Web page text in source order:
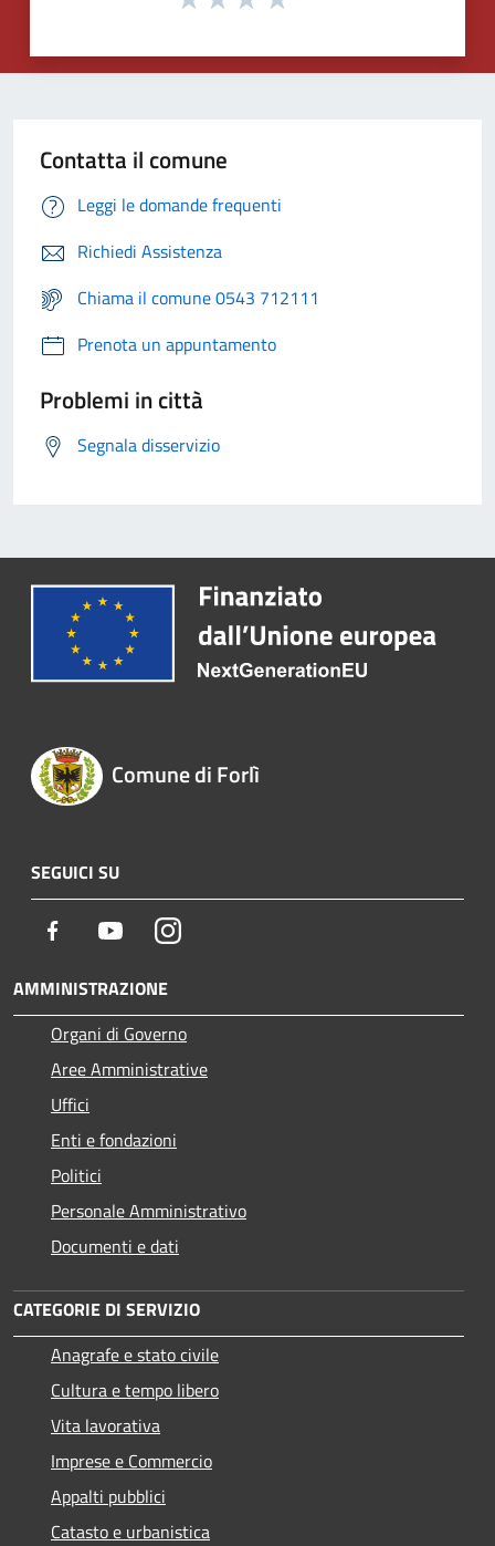
Contatta il comune
Leggi le domande frequenti
Richiedi Assistenza
Chiama il comune 0543 712111
Prenota un appuntamento
Problemi in città
Segnala disservizio
Comune di Forlì
SEGUICI SU
Facebook YoutubeInstagram
AMMINISTRAZIONE
Organi di Governo
Aree Amministrative
Uffici
Enti e fondazioni
Politici
Personale Amministrativo
Documenti e dati
CATEGORIE DI SERVIZIO
Anagrafe e stato civile
Cultura e tempo libero
Vita lavorativa
Imprese e Commercio
Appalti pubblici
Catasto e urbanistica